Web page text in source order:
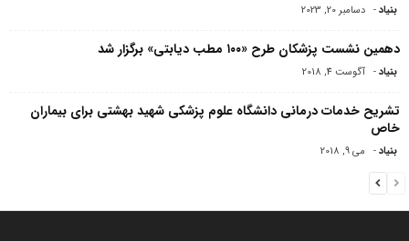
بنیاد- دسامبر 20, 2023
دهمین نشست پزشکان طرح «۱۰۰ مطب دیابتی» برگزار شد
بنیاد- آگوست 4, 2018
تشریح خدمات درمانی دانشگاه علوم پزشکی شهید بهشتی برای بیماران
خاص
بنیاد- می 9, 2018